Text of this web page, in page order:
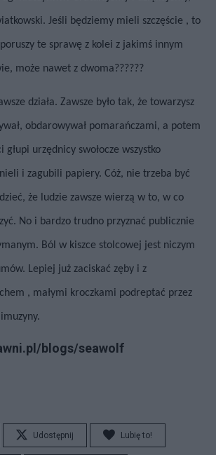
Jeśli będziemy mieli szczęście , to
te sprawę z kolei z jakimś innym
może nawet z dwoma??????
działa. Zawsze było tak, że towarzysz
obdarowywał pomarańczami, a potem
głupi urzędnicy swołocze wszystko
i zagubili papiery. Cóż, nie trzeba być
że ludzie zawsze wierzą w to, w co
No i bardzo trudno przyznać publicznie
Ból w kiszce stolcowej jest niczym
Lepiej już zaciskać zęby i z
, małymi kroczkami podreptać przez
blogs/seawolf
Udostępnij Lubię to!